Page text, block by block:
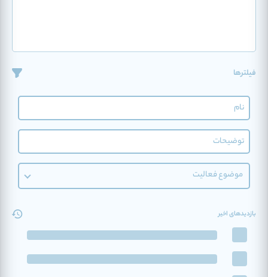
فیلترها
موضوع فعالیت
بازدیدهای اخیر